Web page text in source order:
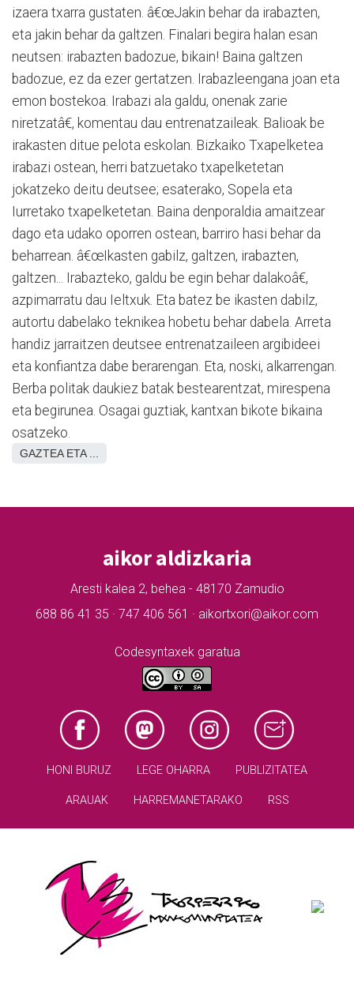
izaera txarra gustaten. â€œJakin behar da irabazten,
eta jakin behar da galtzen. Finalari begira halan esan
neutsen: irabazten badozue, bikain! Baina galtzen
badozue, ez da ezer gertatzen. Irabazleengana joan eta
emon bostekoa. Irabazi ala galdu, onenak zarie
niretzatâ€, komentau dau entrenatzaileak. Balioak be
irakasten ditue pelota eskolan. Bizkaiko Txapelketea
irabazi ostean, herri batzuetako txapelketetan
jokatzeko deitu deutsee; esaterako, Sopela eta
Iurretako txapelketetan. Baina denporaldia amaitzear
dago eta udako oporren ostean, barriro hasi behar da
beharrean. â€œIkasten gabilz, galtzen, irabazten,
galtzen... Irabazteko, galdu be egin behar dalakoâ€,
azpimarratu dau Ieltxuk. Eta batez be ikasten dabilz,
autortu dabelako teknikea hobetu behar dabela. Arreta
handiz jarraitzen deutsee entrenatzaileen argibideei
eta konfiantza dabe berarengan. Eta, noski, alkarrengan.
Berba politak daukiez batak bestearentzat, mirespena
eta begirunea. Osagai guztiak, kantxan bikote bikaina
osatzeko.
GAZTEA ETA ...
aikor aldizkaria
Aresti kalea 2, behea - 48170 Zamudio
688 86 41 35 · 747 406 561 · aikortxori@aikor.com
Codesyntaxek garatua
HONI BURUZ LEGE OHARRA PUBLIZITATEA
ARAUAK HARREMANETARAKO RSS